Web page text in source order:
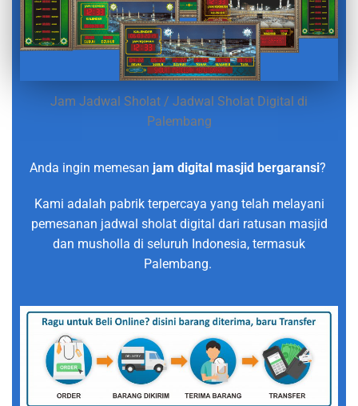
Jam Jadwal Sholat / Jadwal Sholat Digital di
Palembang
Anda ingin memesan jam digital masjid bergaransi?
Kami adalah pabrik terpercaya yang telah melayani
pemesanan jadwal sholat digital dari ratusan masjid
dan musholla di seluruh Indonesia, termasuk
Palembang.